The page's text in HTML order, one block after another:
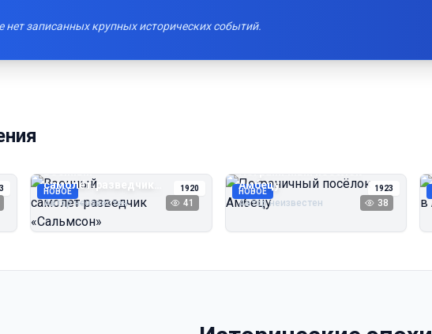
нет записанных крупных исторических событий.
НОВОЕ 1920
Военный
самолёт‑разведчик
«Сальмсон»
Автор неизвестен 41
НОВОЕ 1923
Пограничный посёлок
Амбецу
Автор неизвестен 38